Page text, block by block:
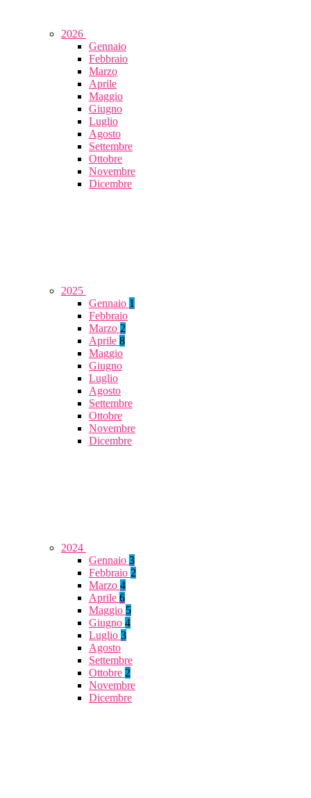
2026
Gennaio
Febbraio
Marzo
Aprile
Maggio
Giugno
Luglio
Agosto
Settembre
Ottobre
Novembre
Dicembre
2025
Gennaio 1
Febbraio
Marzo 2
Aprile 8
Maggio
Giugno
Luglio
Agosto
Settembre
Ottobre
Novembre
Dicembre
2024
Gennaio 3
Febbraio 2
Marzo 4
Aprile 6
Maggio 5
Giugno 4
Luglio 3
Agosto
Settembre
Ottobre 2
Novembre
Dicembre